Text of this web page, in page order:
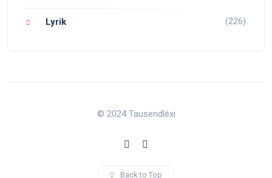
Lyrik (226)
© 2024 Tausendléxi
Back to Top